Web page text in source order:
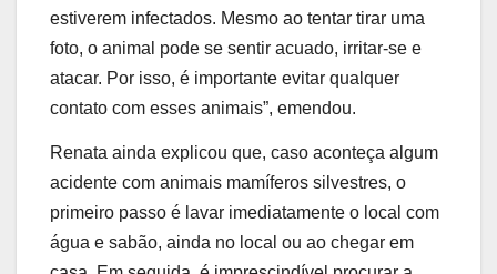
estiverem infectados. Mesmo ao tentar tirar uma
foto, o animal pode se sentir acuado, irritar-se e
atacar. Por isso, é importante evitar qualquer
contato com esses animais”, emendou.
Renata ainda explicou que, caso aconteça algum
acidente com animais mamíferos silvestres, o
primeiro passo é lavar imediatamente o local com
água e sabão, ainda no local ou ao chegar em